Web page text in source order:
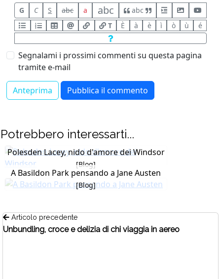
G C S abc a abc
abc
T
È à è ì ò ù é
Segnalami i prossimi commenti su questa pagina
tramite e-mail
Potrebbero interessarti...
Polesden Lacey, nido d'amore dei Windsor
[Blog]
A Basildon Park pensando a Jane Austen
[Blog]
Articolo precedente
Unbundling, croce e delizia di chi viaggia in aereo